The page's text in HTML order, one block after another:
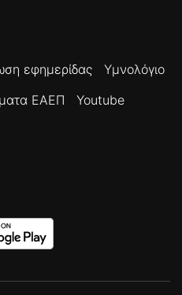
εφημερίδας
Υμνολόγιο
ΕΑΕΠ
Youtube